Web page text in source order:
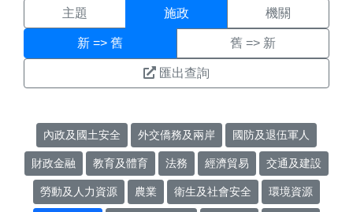
主題 施政 機關
新 => 舊 舊 => 新
匯出查詢
內政及國土安全 外交僑務及兩岸 國防及退伍軍人
財政金融 教育及體育 法務 經濟貿易 交通及建設
勞動及人力資源 農業 衛生及社會安全 環境資源